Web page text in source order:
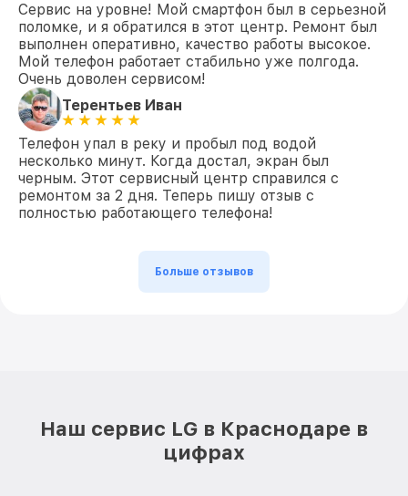
Сервис на уровне! Мой смартфон был в серьезной
поломке, и я обратился в этот центр. Ремонт был
выполнен оперативно, качество работы высокое.
Мой телефон работает стабильно уже полгода.
Очень доволен сервисом!
Терентьев Иван
Телефон упал в реку и пробыл под водой
несколько минут. Когда достал, экран был
черным. Этот сервисный центр справился с
ремонтом за 2 дня. Теперь пишу отзыв с
полностью работающего телефона!
Больше отзывов
Наш сервис LG в Краснодаре в
цифрах